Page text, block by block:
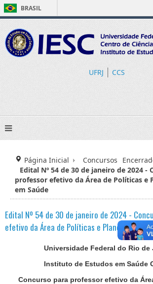
BRASIL
UFRJ CCS
Página Inicial Concursos
Edital Nº 54 de 30 de janeiro de 2024 -
professor efetivo da Área de Políticas e
em Saúde
Edital Nº 54 de 30 de janeiro de 2024 -
efetivo da Área de Políticas e Planejamento
Universidade Federal do Rio de
Instituto de Estudos em Saúde
Concurso para professor efetivo da